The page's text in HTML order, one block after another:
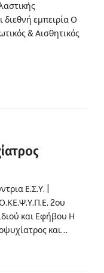
διεθνή εμπειρία Ο
& Αισθητικός
Ε.Σ.Υ. |
2ου
και Εφήβου Η
και…